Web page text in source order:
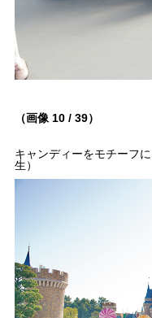
（画像 10 / 39）
キャンディーをモチーフ
生）